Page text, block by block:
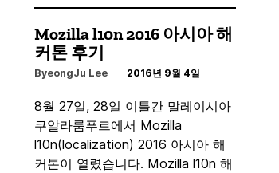
Mozilla l10n 2016 아시아 해
커톤 후기
ByeongJu Lee 2016년 9월 4일
8월 27일, 28일 이틀간 말레이시아
쿠알라룸푸르에서 Mozilla
l10n(localization) 2016 아시아 해
커톤이 열렸습니다. Mozilla l10n 해